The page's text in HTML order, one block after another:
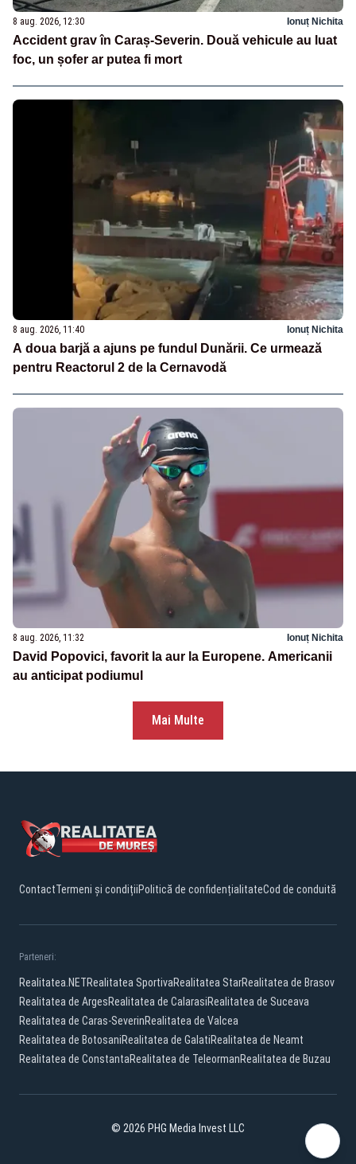
8 aug. 2026, 12:30 Ionuț Nichita
Accident grav în Caraș-Severin. Două vehicule au luat
foc, un șofer ar putea fi mort
8 aug. 2026, 11:40 Ionuț Nichita
A doua barjă a ajuns pe fundul Dunării. Ce urmează
pentru Reactorul 2 de la Cernavodă
8 aug. 2026, 11:32 Ionuț Nichita
David Popovici, favorit la aur la Europene. Americanii
au anticipat podiumul
Mai Multe
ContactTermeni și condițiiPolitică de confidențialitateCod de conduită
Parteneri:
Realitatea.NETRealitatea SportivaRealitatea StarRealitatea de Brasov
Realitatea de ArgesRealitatea de CalarasiRealitatea de Suceava
Realitatea de Caras-SeverinRealitatea de Valcea
Realitatea de BotosaniRealitatea de GalatiRealitatea de Neamt
Realitatea de ConstantaRealitatea de TeleormanRealitatea de Buzau
© 2026 PHG Media Invest LLC